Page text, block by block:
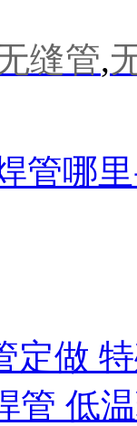
缝管,
管哪
定做
管 低